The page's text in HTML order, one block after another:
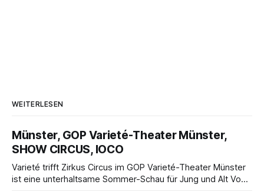
WEITERLESEN
Münster, GOP Varieté-Theater Münster,
SHOW CIRCUS, IOCO
Varieté trifft Zirkus Circus im GOP Varieté-Theater Münster
ist eine unterhaltsame Sommer-Schau für Jung und Alt Von